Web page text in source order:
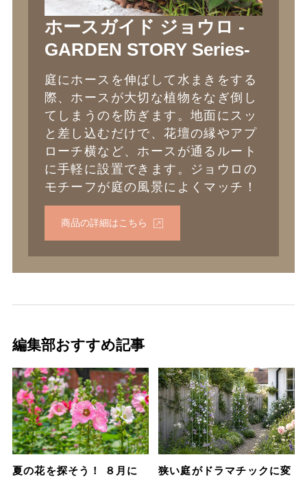
ホースガイド ジョウロ -
GARDEN STORY Series-
庭にホースを伸ばして水まきをする
際、ホースが大切な植物をなぎ倒し
てしまうのを防ぎます。地面にスッ
と差し込むだけで、花壇の縁やアプ
ローチ横など、ホースが通るルート
に手軽に設置できます。ジョウロの
モチーフが庭の風景によくマッチ！
商品の詳細はこちら
編集部おすすめ記事
夏の花を探そう！ ８月に
狭い庭がドラマチックに変